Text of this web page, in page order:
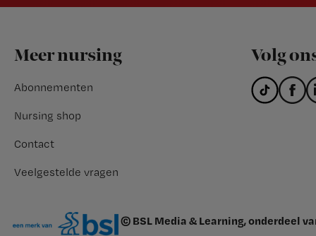
Footer
Meer nursing
Abonnementen
Nursing shop
Contact
Veelgestelde vragen
Volg
© BSL Media & Learning, onderdeel